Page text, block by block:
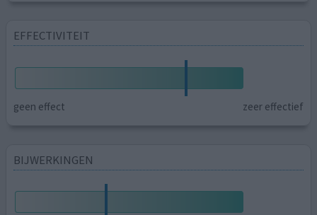
EFFECTIVITEIT
geen effect zeer effectief
BIJWERKINGEN